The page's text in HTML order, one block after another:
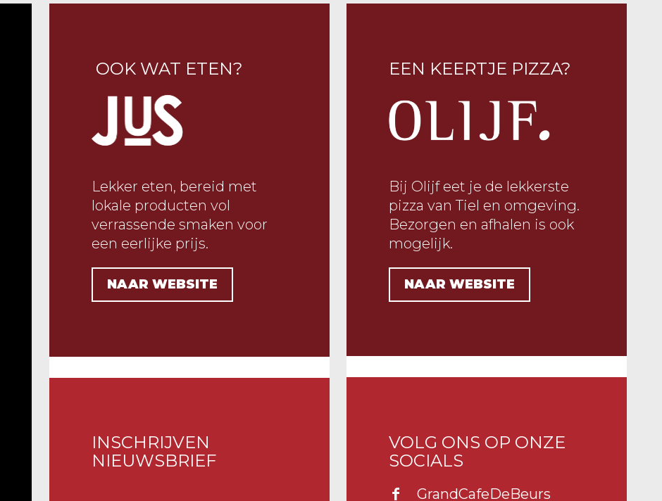
OOK WAT ETEN?
Lekker eten, bereid met
lokale producten vol
verrassende smaken voor
een eerlijke prijs.
NAAR WEBSITE
INSCHRIJVEN
NIEUWSBRIEF
EEN KEERTJE PIZZA?
Bij Olijf eet je de lekkerste
pizza van Tiel en omgeving.
Bezorgen en afhalen is ook
mogelijk.
NAAR WEBSITE
VOLG ONS OP ONZE
SOCIALS
GrandCafeDeBeurs